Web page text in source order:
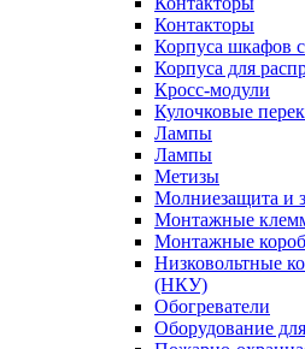
Контакторы
Корпуса шкафов
Корпуса для
Кросс-модули
Кулочковые
Лампы
Лампы
Метизы
Молниезащита и
Монтажные
Монтажные
Низковольтные
(НКУ)
Обогреватели
Оборудование